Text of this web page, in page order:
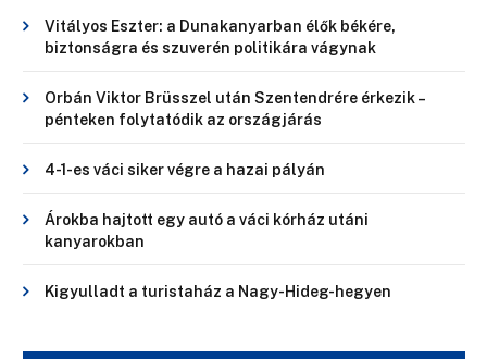
Vitályos Eszter: a Dunakanyarban élők békére,
biztonságra és szuverén politikára vágynak
Orbán Viktor Brüsszel után Szentendrére érkezik –
pénteken folytatódik az országjárás
4-1-es váci siker végre a hazai pályán
Árokba hajtott egy autó a váci kórház utáni
kanyarokban
Kigyulladt a turistaház a Nagy-Hideg-hegyen